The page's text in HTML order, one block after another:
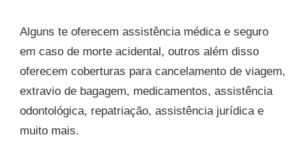
Alguns te oferecem assistência médica e seguro
em caso de morte acidental, outros além disso
oferecem coberturas para cancelamento de viagem,
extravio de bagagem, medicamentos, assistência
odontológica, repatriação, assistência jurídica e
muito mais.